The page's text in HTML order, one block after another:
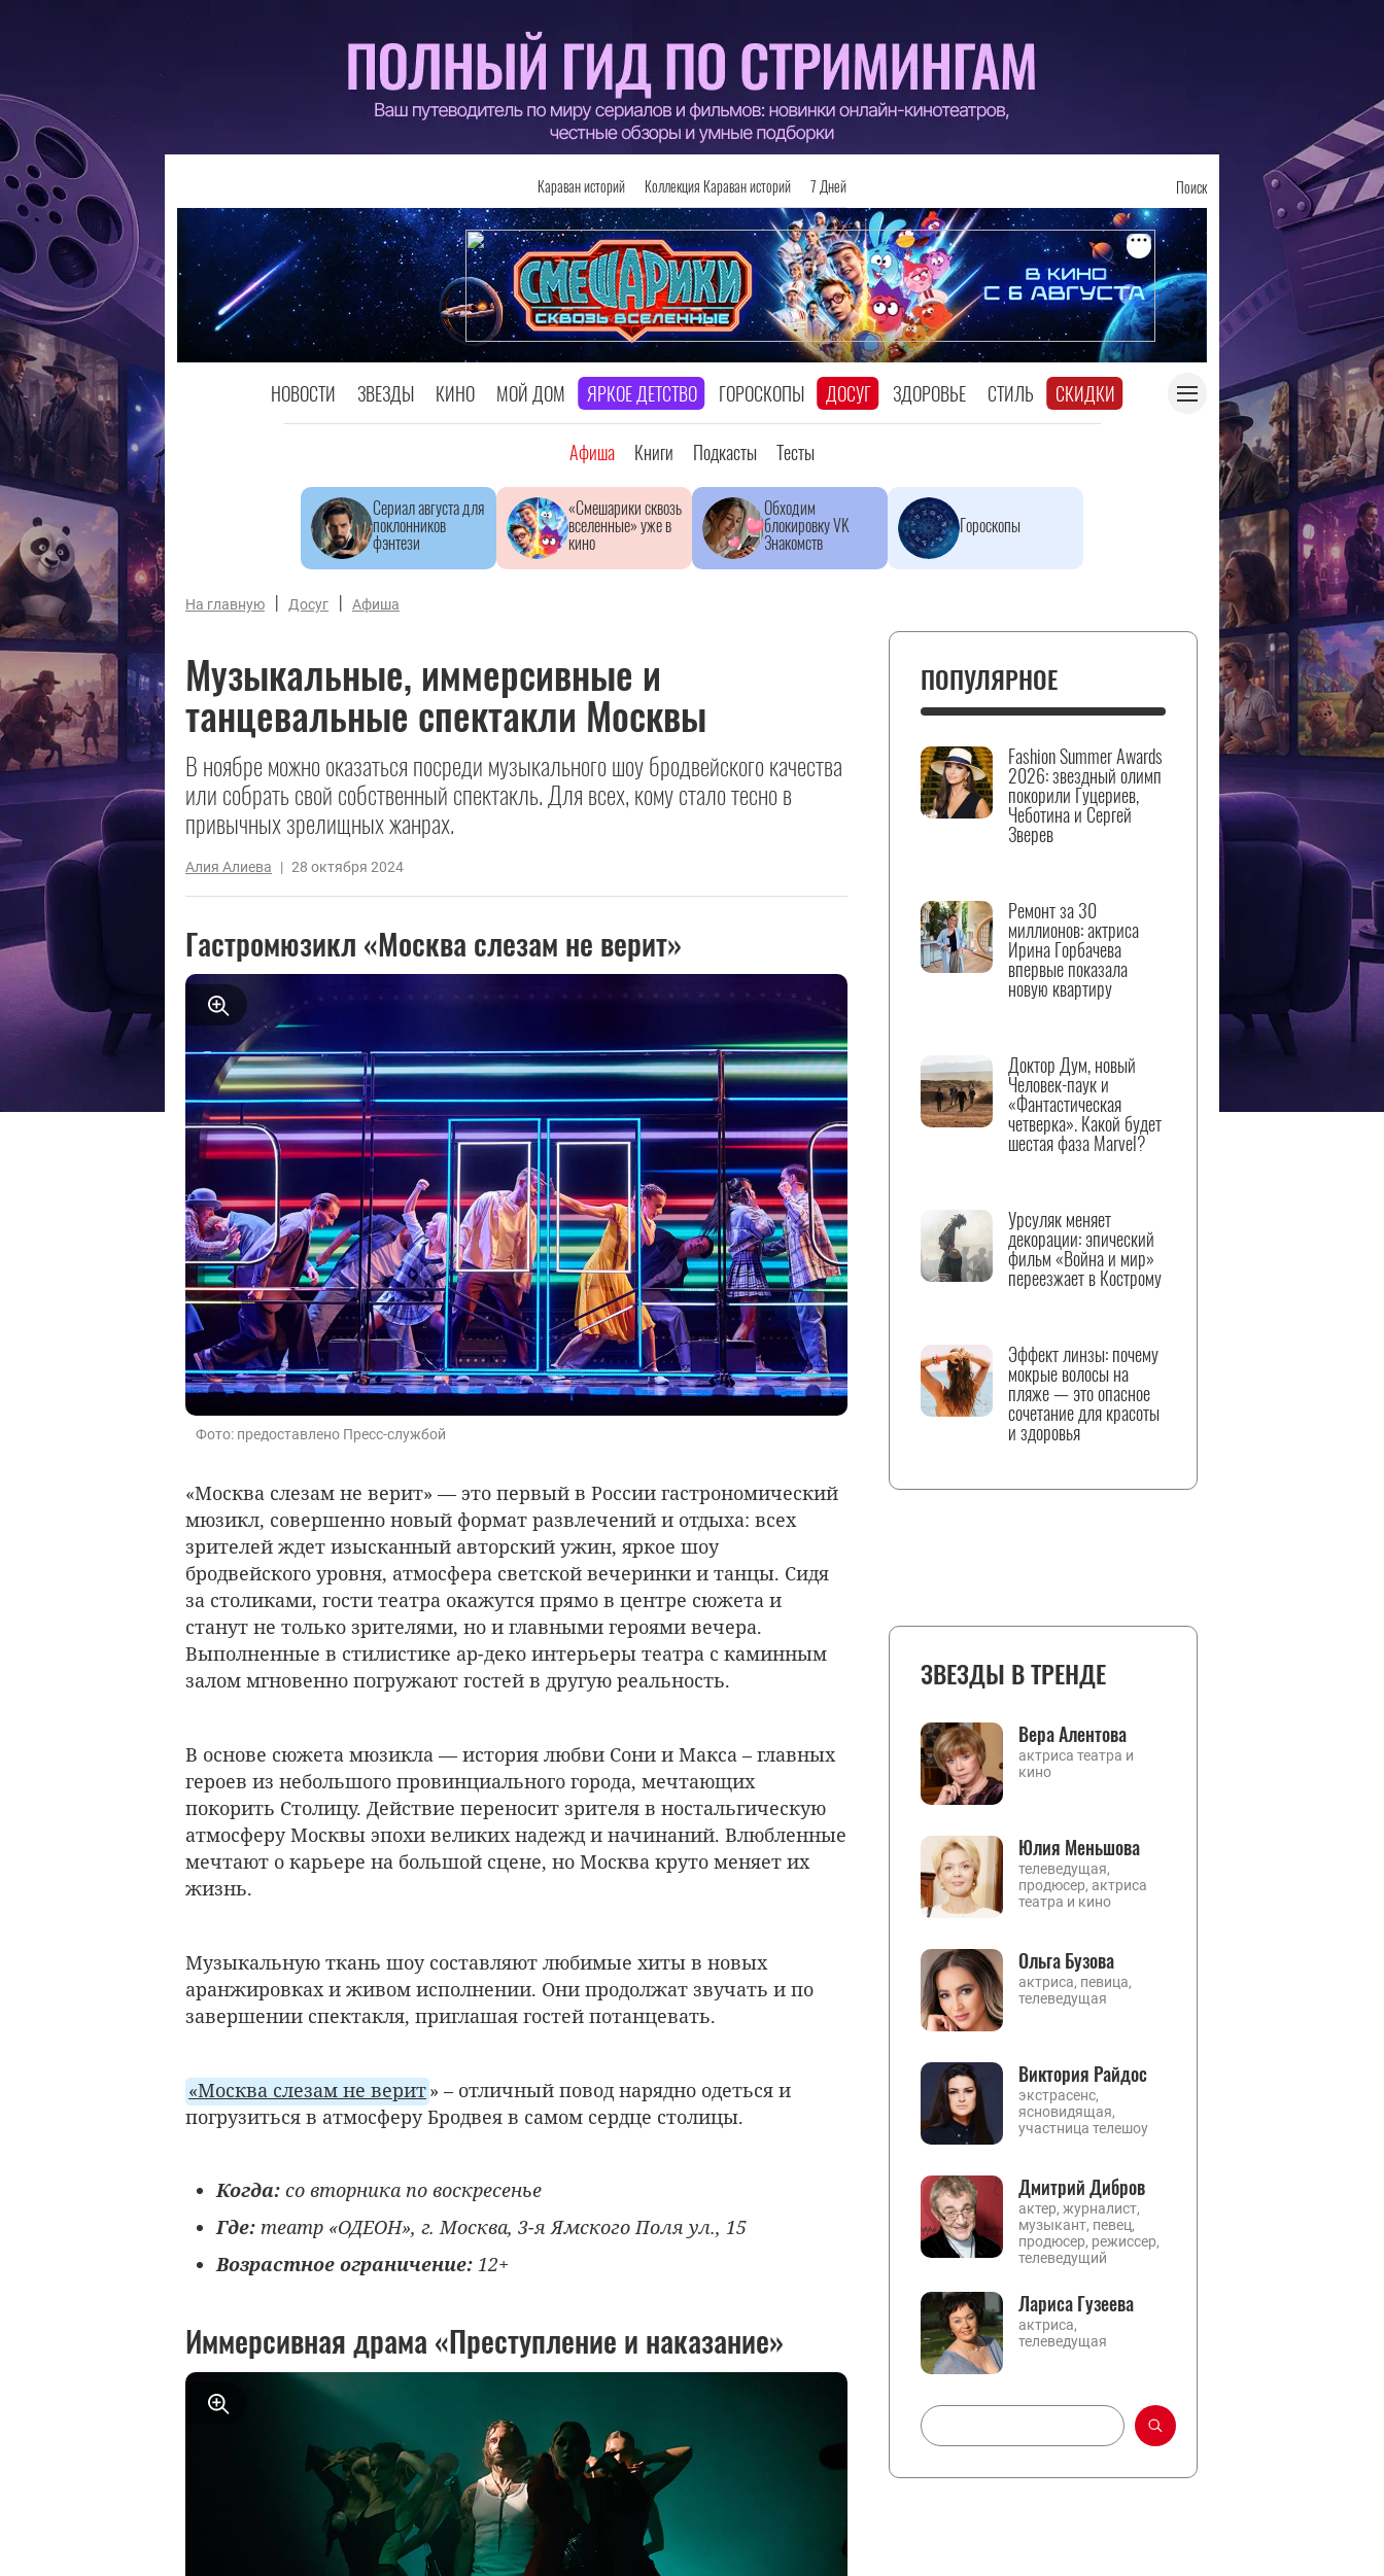
Караван историй Коллекция Караван историй 7 Дней Поиск
НОВОСТИ ЗВЕЗДЫ КИНО МОЙ ДОМ ЯРКОЕ ДЕТСТВО ГОРОСКОПЫ ДОСУГ ЗДОРОВЬЕ СТИЛЬ СКИДКИ
Афиша Книги Подкасты Тесты
Сериал августа для
поклонников
фэнтези
«Смешарики сквозь
вселенные» уже в
кино
Обходим
блокировку VK
Знакомств
Гороскопы
На главную | Досуг | Афиша
Музыкальные, иммерсивные и
танцевальные спектакли Москвы
В ноябре можно оказаться посреди музыкального шоу бродвейского качества
или собрать свой собственный спектакль. Для всех, кому стало тесно в
привычных зрелищных жанрах.
Алия Алиева | 28 октября 2024
Гастромюзикл «Москва слезам не верит»
Фото: предоставлено Пресс-службой
«Москва слезам не верит» — это первый в России гастрономический
мюзикл, совершенно новый формат развлечений и отдыха: всех
зрителей ждет изысканный авторский ужин, яркое шоу
бродвейского уровня, атмосфера светской вечеринки и танцы. Сидя
за столиками, гости театра окажутся прямо в центре сюжета и
станут не только зрителями, но и главными героями вечера.
Выполненные в стилистике ар-деко интерьеры театра с каминным
залом мгновенно погружают гостей в другую реальность.
В основе сюжета мюзикла — история любви Сони и Макса – главных
героев из небольшого провинциального города, мечтающих
покорить Столицу. Действие переносит зрителя в ностальгическую
атмосферу Москвы эпохи великих надежд и начинаний. Влюбленные
мечтают о карьере на большой сцене, но Москва круто меняет их
жизнь.
Музыкальную ткань шоу составляют любимые хиты в новых
аранжировках и живом исполнении. Они продолжат звучать и по
завершении спектакля, приглашая гостей потанцевать.
«Москва слезам не верит» – отличный повод нарядно одеться и
погрузиться в атмосферу Бродвея в самом сердце столицы.
Когда: со вторника по воскресенье
Где: театр «ОДЕОН», г. Москва, 3-я Ямского Поля ул., 15
Возрастное ограничение: 12+
Иммерсивная драма «Преступление и наказание»
ПОПУЛЯРНОЕ
Fashion Summer Awards
2026: звездный олимп
покорили Гуцериев,
Чеботина и Сергей
Зверев
Ремонт за 30
миллионов: актриса
Ирина Горбачева
впервые показала
новую квартиру
Доктор Дум, новый
Человек-паук и
«Фантастическая
четверка». Какой будет
шестая фаза Marvel?
Урсуляк меняет
декорации: эпический
фильм «Война и мир»
переезжает в Кострому
Эффект линзы: почему
мокрые волосы на
пляже — это опасное
сочетание для красоты
и здоровья
ЗВЕЗДЫ В ТРЕНДЕ
Вера Алентова
актриса театра и
кино
Юлия Меньшова
телеведущая,
продюсер, актриса
театра и кино
Ольга Бузова
актриса, певица,
телеведущая
Виктория Райдос
экстрасенс,
ясновидящая,
участница телешоу
Дмитрий Дибров
актер, журналист,
музыкант, певец,
продюсер, режиссер,
телеведущий
Лариса Гузеева
актриса,
телеведущая